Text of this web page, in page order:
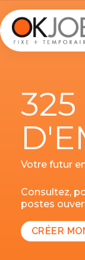
325
Votre futur
Consultez,
postes
CRÉER